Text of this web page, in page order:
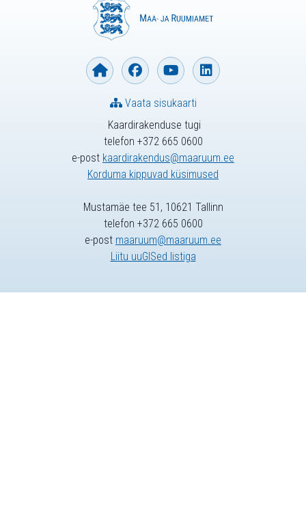
Kaardirakenduse tugi
telefon +372 665 0600
e-post kaardirakendus@maaruum.ee
Korduma kippuvad küsimused
Vaata sisukaarti
Mustamäe tee 51, 10621 Tallinn
telefon +372 665 0600
e-post maaruum@maaruum.ee
Liitu uuGISed listiga